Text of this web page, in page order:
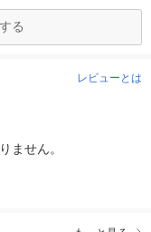
る
レビューとは
ません。